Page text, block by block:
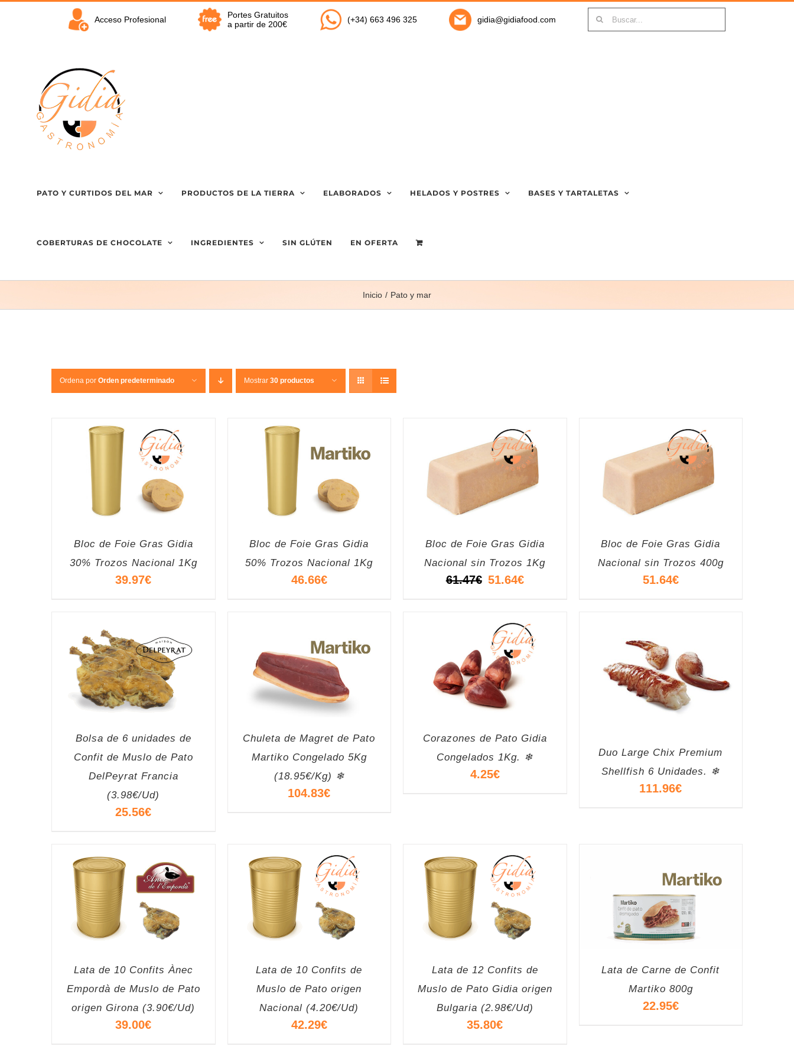
Saltar
Acceso Profesional
Portes Gratuitos
a partir de 200€
(+34) 663 496 325 gidia@gidiafood.com
PATO Y CURTIDOS DEL MAR PRODUCTOS DE LA TIERRA ELABORADOS HELADOS Y POSTRES BASES Y TARTALETAS
COBERTURAS DE CHOCOLATE INGREDIENTES SIN GLÚTEN EN OFERTA
Inicio Pato y mar
Ordena por Orden predeterminado Mostrar 30 productos
Bloc de Foie Gras Gidia
30% Trozos Nacional 1Kg
39.97€
Bloc de Foie Gras Gidia
50% Trozos Nacional 1Kg
46.66€
Bloc de Foie Gras Gidia
Nacional sin Trozos 1Kg
61.47€ El
61.47€.
51.64€El
51.64€.
Bloc de Foie Gras Gidia
Nacional sin Trozos 400g
51.64€
Bolsa de 6 unidades de
Confit de Muslo de Pato
DelPeyrat Francia
(3.98€/Ud)
25.56€
Chuleta de Magret de Pato
Martiko Congelado 5Kg
(18.95€/Kg) ❄
104.83€
Corazones de Pato Gidia
Congelados 1Kg. ❄
4.25€
Duo Large Chix Premium
Shellfish 6 Unidades. ❄
111.96€
Lata de 10 Confits Ànec
Empordà de Muslo de Pato
origen Girona (3.90€/Ud)
39.00€
Lata de 10 Confits de
Muslo de Pato origen
Nacional (4.20€/Ud)
42.29€
Lata de 12 Confits de
Muslo de Pato Gidia origen
Bulgaria (2.98€/Ud)
35.80€
Lata de Carne de Confit
Martiko 800g
22.95€